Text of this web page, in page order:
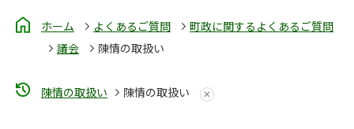
ホーム よくあるご質問
町政に関するよくあるご質問
議会
陳情の取扱い
陳情の取扱い 陳情の取扱い